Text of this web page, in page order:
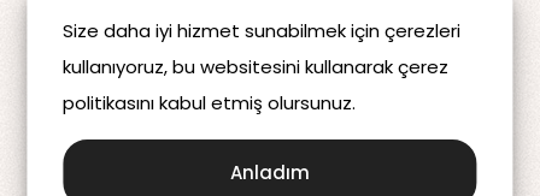
Size daha iyi hizmet sunabilmek için çerezleri
kullanıyoruz, bu websitesini kullanarak çerez
politikasını kabul etmiş olursunuz.
Anladım
info@decomdis.com